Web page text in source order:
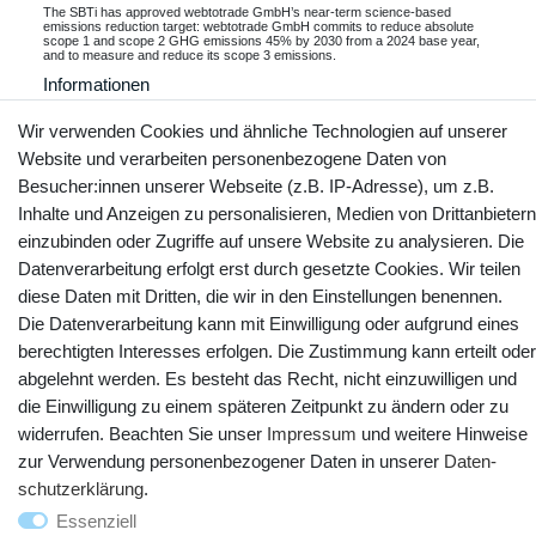
The SBTi has approved webtotrade GmbH’s near-term science-based
emissions reduction target: webtotrade GmbH commits to reduce absolute
scope 1 and scope 2 GHG emissions 45% by 2030 from a 2024 base year,
and to measure and reduce its scope 3 emissions.
Informationen
Vertrag widerrufen Kontakt
YouTube Facebook Instagram
© Copyright 2025 webtotrade GmbH. Alle Rechte vorbehalten.
Wir verwenden Cookies und ähnliche Technologien auf unserer
Website und verarbeiten personenbezogene Daten von
Besucher:innen unserer Webseite (z.B. IP-Adresse), um z.B.
Inhalte und Anzeigen zu personalisieren, Medien von Drittanbietern
einzubinden oder Zugriffe auf unsere Website zu analysieren. Die
Datenverarbeitung erfolgt erst durch gesetzte Cookies. Wir teilen
diese Daten mit Dritten, die wir in den Einstellungen benennen.
Die Datenverarbeitung kann mit Einwilligung oder aufgrund eines
berechtigten Interesses erfolgen. Die Zustimmung kann erteilt oder
abgelehnt werden. Es besteht das Recht, nicht einzuwilligen und
die Einwilligung zu einem späteren Zeitpunkt zu ändern oder zu
widerrufen. Beachten Sie unser Impressum und weitere Hinweise
zur Verwendung personenbezogener Daten in unserer Daten­
schutz­erklärung.
Essenziell